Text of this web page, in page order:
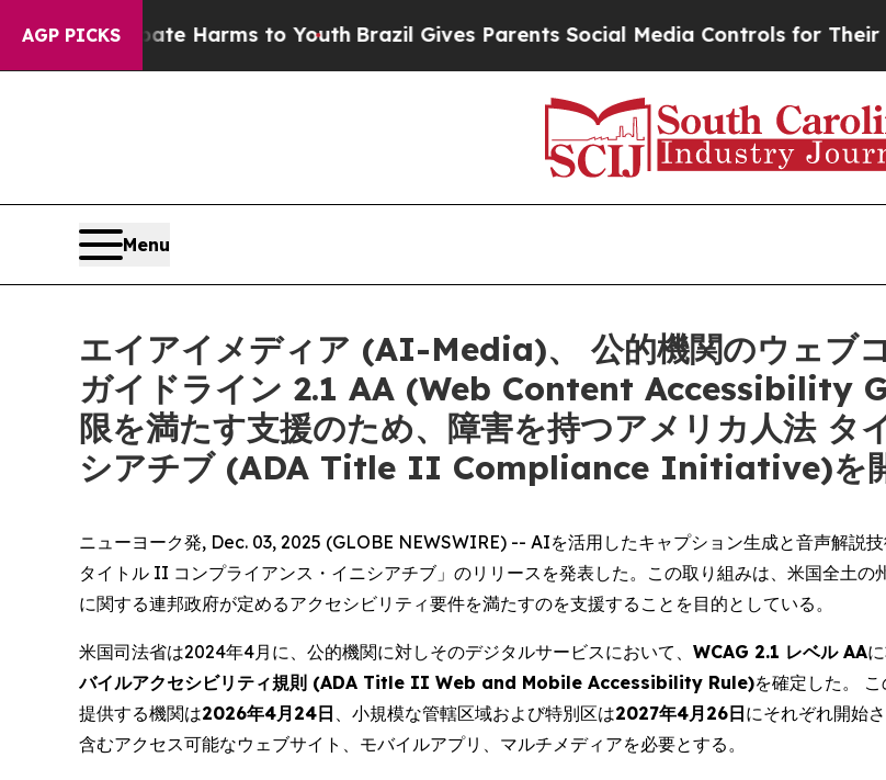
AGP PICKS
to Abate Harms to YouthBrazil Gives Parents Social Media Controls for Their Kids.
Menu
エイアイメディア (AI-Media)、 公的機関のウェブ
ガイドライン 2.1 AA (Web Content Accessibility
限を満たす支援のため、障害を持つアメリカ人法
シアチブ (ADA Title II Compliance Initiative)を
ニューヨーク発, Dec. 03, 2025 (GLOBE NEWSWIRE) -- AIを活用したキャプション生成と音声解説
タイトル II コンプライアンス・イニシアチブ」のリリースを発表した。この取り組みは、米国全土
に関する連邦政府が定めるアクセシビリティ要件を満たすのを支援することを目的としている。
米国司法省は2024年4月に、公的機関に対しそのデジタルサービスにおいて、 WCAG 2.1 レベル AA
バイルアクセシビリティ規則 (ADA Title II Web and Mobile Accessibility Rule)を確定した。
提供する機関は2026年4月24日 、小規模な管轄区域および特別区は2027年4月26日にそれぞれ開始
含むアクセス可能なウェブサイト、モバイルアプリ、マルチメディアを必要とする。